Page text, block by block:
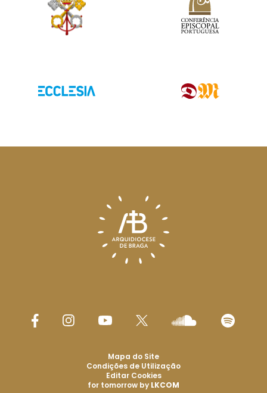
Mapa do Site
Condições de Utilização
Editar Cookies
for tomorrow by LKCOM